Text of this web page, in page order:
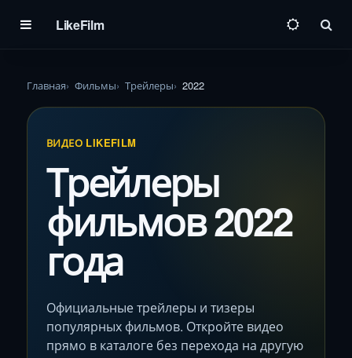
LikeFilm
Главная Фильмы Трейлеры 2022
ВИДЕО LIKEFILM
Трейлеры
фильмов 2022
года
Официальные трейлеры и тизеры
популярных фильмов. Откройте видео
прямо в каталоге без перехода на другую